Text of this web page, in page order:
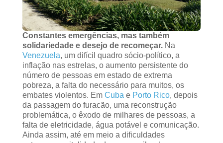
Constantes emergências, mas também
solidariedade e desejo de recomeçar.Na
Venezuela, um difícil quadro sócio-político, a
inflação nas estrelas, o aumento persistente do
número de pessoas em estado de extrema
pobreza, a falta do necessário para muitos, os
embates violentos. Em Cuba e Porto Rico, depois
da passagem do furacão, uma reconstrução
problemática, o êxodo de milhares de pessoas, a
falta de eletricidade, água potável e comunicação.
Ainda assim, até em meio a dificuldades